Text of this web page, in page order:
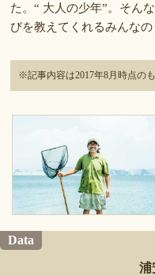
た。“ 大人の少年”。そん
びを教えてくれるみんなの
※記事内容は2017年8月時点の
Data
浦